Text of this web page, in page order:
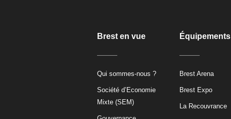
Brest en vue
Qui sommes-nous ?
Société d’Economie
Mixte (SEM)
Équipements
Brest Arena
Brest Expo
La Recouvrance